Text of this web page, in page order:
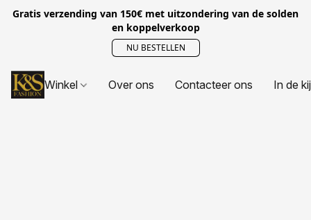
Gratis verzending van 150€ met uitzondering van de solden
en koppelverkoop
NU BESTELLEN
Winkel Over ons Contacteer ons In de